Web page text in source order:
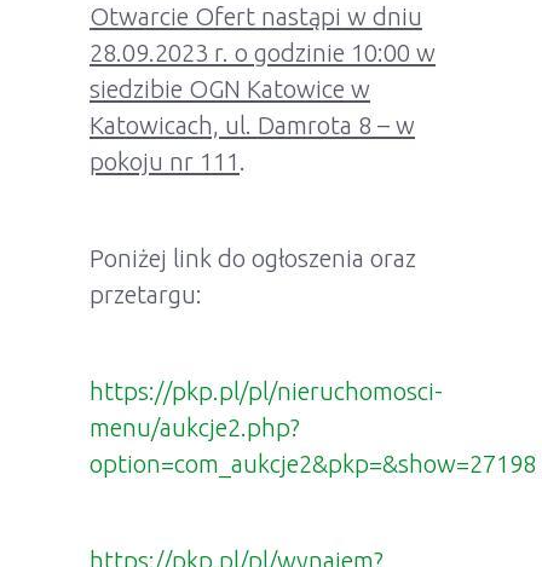
Otwarcie Ofert nastąpi w dniu
28.09.2023 r. o godzinie 10:00 w
siedzibie OGN Katowice w
Katowicach, ul. Damrota 8 – w
pokoju nr 111 .
Poniżej link do ogłoszenia oraz
przetargu:
https://pkp.pl/pl/nieruchomosci-
menu/aukcje2.php?
option=com_aukcje2&pkp=&show=27198
https://pkp.pl/pl/wynajem?